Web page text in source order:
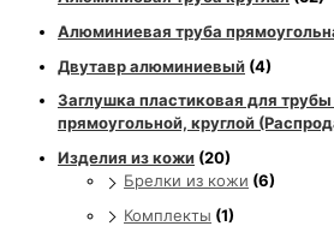
Алюминиевая труба
Двутавр алюминиевый (4)
Заглушка пластиковая для
прямоугольной, круглой
Изделия из кожи (20)
Брелки из кожи (6)
Комплекты (1)